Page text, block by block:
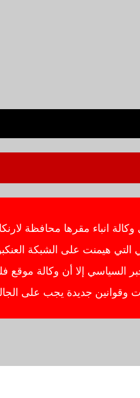
انباء مقرها محافظة
هيمنت على الشبكة
إلا أن وكالة موقع
وقوانين جديدة يجب على